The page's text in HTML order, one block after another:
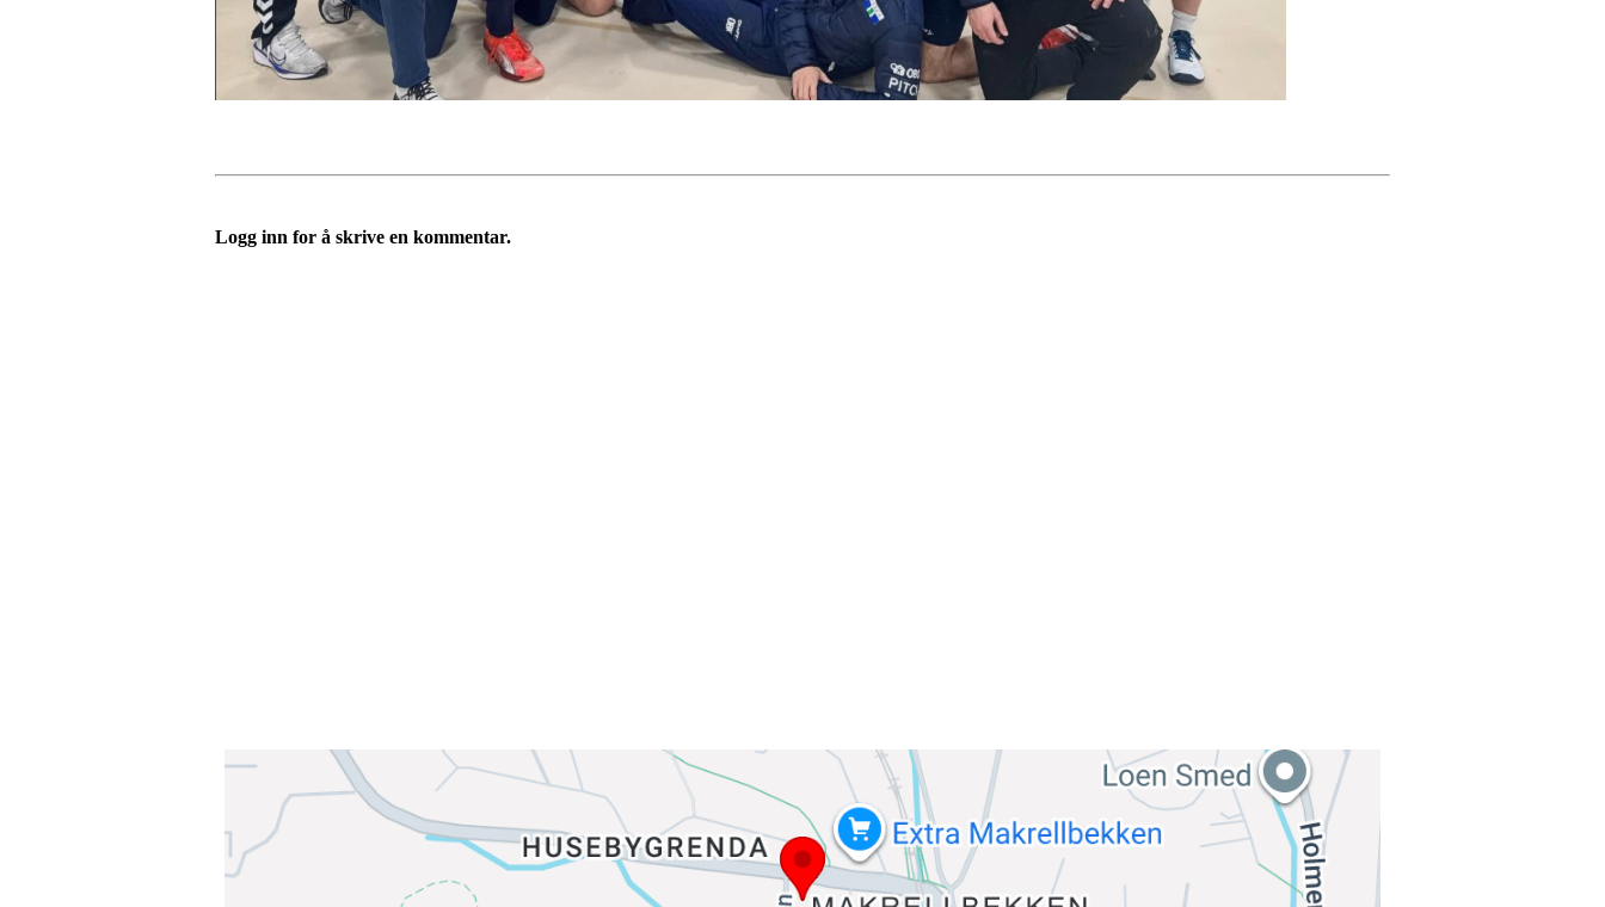
Logg inn for å skrive en kommentar.